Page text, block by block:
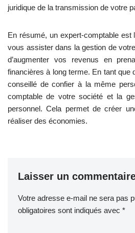
juridique de la transmission de votre
En résumé, un expert-comptable est
vous assister dans la gestion de
d’augmenter vos revenus en
financières à long terme. En tant que
conseillé de confier à la même
comptable de votre société et la
personnel. Cela permet de créer
réaliser des économies.
Laisser un
Votre adresse e-mail ne sera pas
obligatoires sont indiqués avec *
A
lt